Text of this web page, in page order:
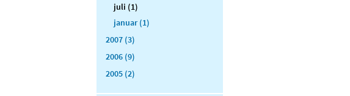
juli (1)
januar (1)
2007 (3)
2006 (9)
2005 (2)